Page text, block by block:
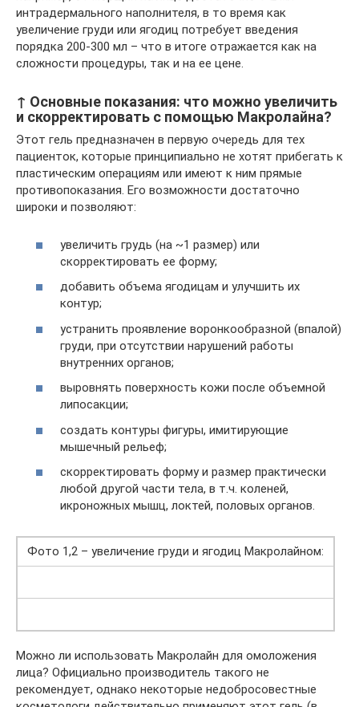
интрадермального наполнителя, в то время как
увеличение груди или ягодиц потребует введения
порядка 200-300 мл – что в итоге отражается как на
сложности процедуры, так и на ее цене.
↑ Основные показания: что можно увеличить
и скорректировать с помощью Макролайна?
Этот гель предназначен в первую очередь для тех
пациенток, которые принципиально не хотят прибегать к
пластическим операциям или имеют к ним прямые
противопоказания. Его возможности достаточно
широки и позволяют:
увеличить грудь (на ~1 размер) или
скорректировать ее форму;
добавить объема ягодицам и улучшить их
контур;
устранить проявление воронкообразной (впалой)
груди, при отсутствии нарушений работы
внутренних органов;
выровнять поверхность кожи после объемной
липосакции;
создать контуры фигуры, имитирующие
мышечный рельеф;
скорректировать форму и размер практически
любой другой части тела, в т.ч. коленей,
икроножных мышц, локтей, половых органов.
Фото 1,2 – увеличение груди и ягодиц Макролайном:
Можно ли использовать Макролайн для омоложения
лица? Официально производитель такого не
рекомендует, однако некоторые недобросовестные